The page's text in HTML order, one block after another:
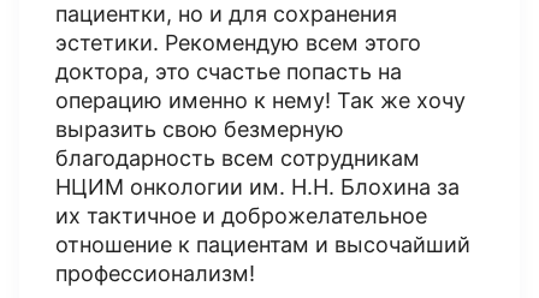
пациентки, но и для сохранения
эстетики. Рекомендую всем этого
доктора, это счастье попасть на
операцию именно к нему! Так же хочу
выразить свою безмерную
благодарность всем сотрудникам
НЦИМ онкологии им. Н.Н. Блохина за
их тактичное и доброжелательное
отношение к пациентам и высочайший
профессионализм!